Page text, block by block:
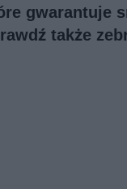
gwarantuje
także